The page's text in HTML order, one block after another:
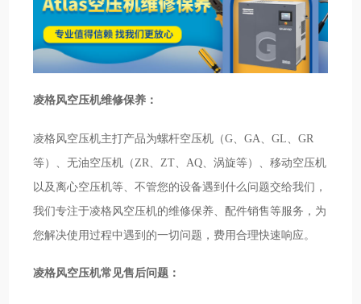
凌格风空压机维修保养：
凌格风空压机主打产品为螺杆空压机（G、GA、GL、GR
等）、无油空压机（ZR、ZT、AQ、涡旋等）、移动空压机
以及离心空压机等、不管您的设备遇到什么问题交给我们，
我们专注于凌格风空压机的维修保养、配件销售等服务，为
您解决使用过程中遇到的一切问题，费用合理快速响应。
凌格风空压机常见售后问题：